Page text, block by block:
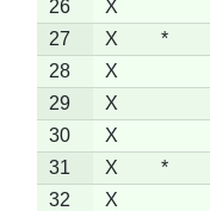
26
X
27
X *
28
X
29
X
30
X
31
X *
32
X